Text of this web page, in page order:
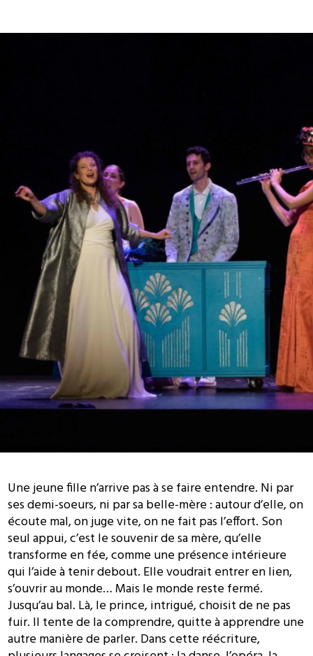
Une jeune fille n’arrive pas à se faire entendre. Ni par
ses demi-soeurs, ni par sa belle-mère : autour d’elle, on
écoute mal, on juge vite, on ne fait pas l’effort. Son
seul appui, c’est le souvenir de sa mère, qu’elle
transforme en fée, comme une présence intérieure
qui l’aide à tenir debout. Elle voudrait entrer en lien,
s’ouvrir au monde… Mais le monde reste fermé.
Jusqu’au bal. Là, le prince, intrigué, choisit de ne pas
fuir. Il tente de la comprendre, quitte à apprendre une
autre manière de parler. Dans cette réécriture,